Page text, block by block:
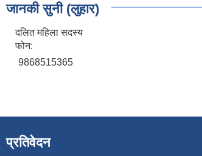
जानकी सुनी (लुहार)
दलित महिला सदस्य
फोन:
9868515365
प्रतिवेदन